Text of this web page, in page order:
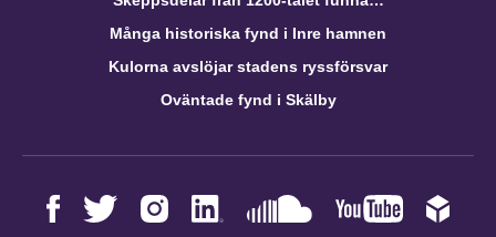
Många historiska fynd i Inre hamnen
Kulorna avslöjar stadens ryssförsvar
Oväntade fynd i Skälby